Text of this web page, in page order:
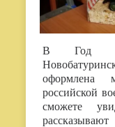
В Год
оформлена
российской
сможете